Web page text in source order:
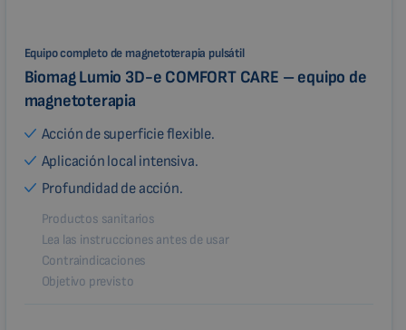
Equipo completo de magnetoterapia pulsátil
Biomag Lumio 3D-e COMFORT CARE – equipo de
magnetoterapia
Acción de superficie flexible.
Aplicación local intensiva.
Profundidad de acción.
Productos sanitarios
Lea las instrucciones antes de usar
Contraindicaciones
Objetivo previsto